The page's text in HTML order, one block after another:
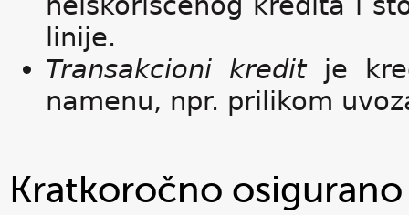
linije.
Transakcioni kreditje
namenu, npr. prilikom
Kratkoročno